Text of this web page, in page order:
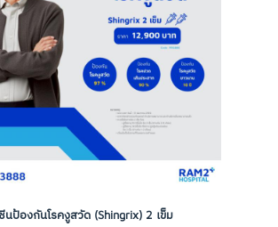
นป้องกันโรคงูสวัด (Shingrix) 2 เข็ม